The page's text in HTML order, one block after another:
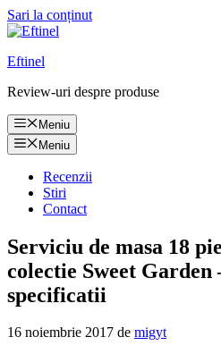
Sari la conținut
Eftinel
Review-uri despre produse
Meniu
Meniu
Recenzii
Stiri
Contact
Serviciu de masa 18
colectie Sweet Garden
specificatii
16 noiembrie 2017 de migyt